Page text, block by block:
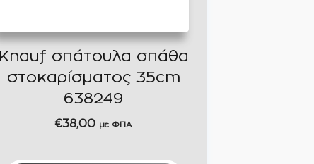
Knauf σπάτουλα σπάθα
στοκαρίσματος 35cm
638249
€38,00 με ΦΠΑ